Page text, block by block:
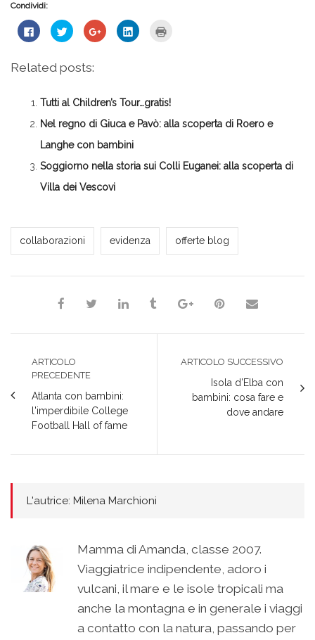
Condividi:
Fai
clic
su
Facebook
in
una
finestra)
Fai
clic
condividere
su
apre
in
nuova
finestra)
Fai
clic
apre
in
nuova
finestra)
Fai
clic
in
nuova
finestra)
una
nuova
Related posts:
Tutti al Children’s Tour…gratis!
Nel regno di Giuca e Pavò: alla scoperta di Roero e
Langhe con bambini
Soggiorno nella storia sui Colli Euganei: alla scoperta di
Villa dei Vescovi
Milena Marchioni
collaborazioni
evidenza offerte blog
ARTICOLO
PRECEDENTE
Atlanta con bambini:
l'imperdibile College
Football Hall of fame
ARTICOLO SUCCESSIVO
Isola d’Elba con
bambini: cosa fare e
dove andare
L'autrice: Milena Marchioni
Mamma di Amanda, classe 2007.
Viaggiatrice indipendente, adoro i
vulcani, il mare e le isole tropicali ma
anche la montagna e in generale i viaggi
a contatto con la natura, passando per